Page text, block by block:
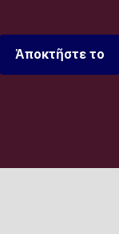
Ἀποκτῆστε το